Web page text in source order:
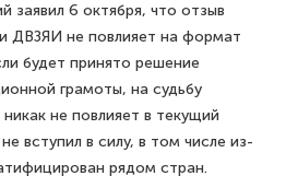
заявил 6 октября, что отзыв
ДВЗЯИ не повлияет на формат
будет принято решение
грамоты, на судьбу
не повлияет в текущий
вступил в силу, в том числе из-
рядом стран.